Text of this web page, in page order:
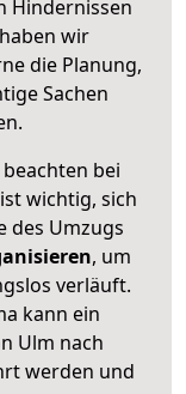
Hindernissen
wir
die Planung,
Sachen
bei
wichtig, sich
des Umzugs
, um
verläuft.
kann ein
Ulm nach
werden und